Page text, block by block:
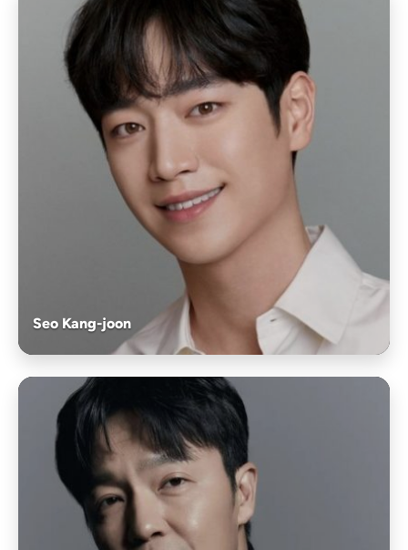
Seo Kang-joon